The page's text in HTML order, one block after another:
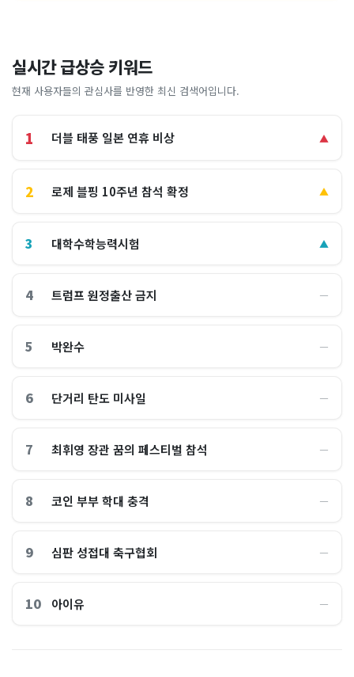
실시간 급상승 키워드
현재 사용자들의 관심사를 반영한 최신 검색어입니다.
1 더블 태풍 일본 연휴 비상 ▲
2 로제 블핑 10주년 참석 확정 ▲
3 대학수학능력시험 ▲
4 트럼프 원정출산 금지 ―
5 박완수 ―
6 단거리 탄도 미사일 ―
7 최휘영 장관 꿈의 페스티벌 참석 ―
8 코인 부부 학대 충격 ―
9 심판 성접대 축구협회 ―
10 아이유 ―